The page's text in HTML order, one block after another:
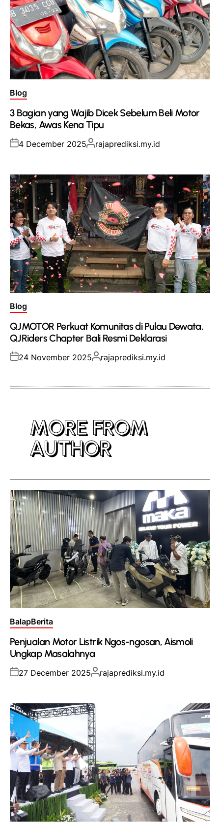
Posted
Blog
3 Bagian yang Wajib Dicek Sebelum Beli Motor
Bekas, Awas Kena Tipu
Posted
4 December 2025Posted
rajaprediksi.my.id
Posted
Blog
QJMOTOR Perkuat Komunitas di Pulau Dewata,
QJRiders Chapter Bali Resmi Deklarasi
Posted
24 November 2025Posted
rajaprediksi.my.id
MORE FROM
AUTHOR
Posted
BalapBerita
Penjualan Motor Listrik Ngos-ngosan, Aismoli
Ungkap Masalahnya
Posted
27 December 2025Posted
rajaprediksi.my.id